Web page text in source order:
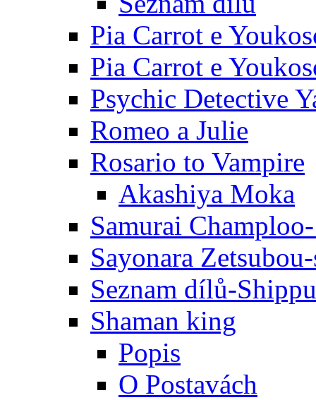
Pia Carrot e
Pia Carrot e
Psychic Detective
Romeo a Julie
Rosario to Vampire
Akashiya Moka
Samurai
Sayonara
Seznam dílů-
Shaman king
Popis
O Postavách